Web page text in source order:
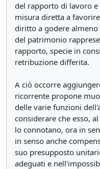
del rapporto di lavoro
misura diretta a
diritto a godere
del patrimonio
rapporto, specie in
retribuzione differita.
A ciò occorre
ricorrente propone
delle varie funzioni
considerare che esso,
lo connotano, ora in
in senso anche
suo presupposto
adeguati e